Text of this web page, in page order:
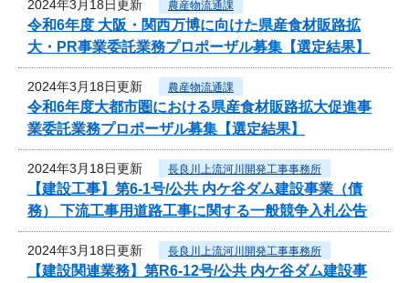
2024年3月18日更新 農産物流通課
令和6年度 大阪・関西万博に向けた県産食材販路拡
大・PR事業委託業務プロポーザル募集【選定結果】
2024年3月18日更新 農産物流通課
令和6年度大都市圏における県産食材販路拡大促進事
業委託業務プロポーザル募集【選定結果】
2024年3月18日更新 長良川上流河川開発工事事務所
【建設工事】第6-1号/公共 内ケ谷ダム建設事業（債
務） 下流工事用道路工事に関する一般競争入札公告
2024年3月18日更新 長良川上流河川開発工事事務所
【建設関連業務】第R6-12号/公共 内ケ谷ダム建設事